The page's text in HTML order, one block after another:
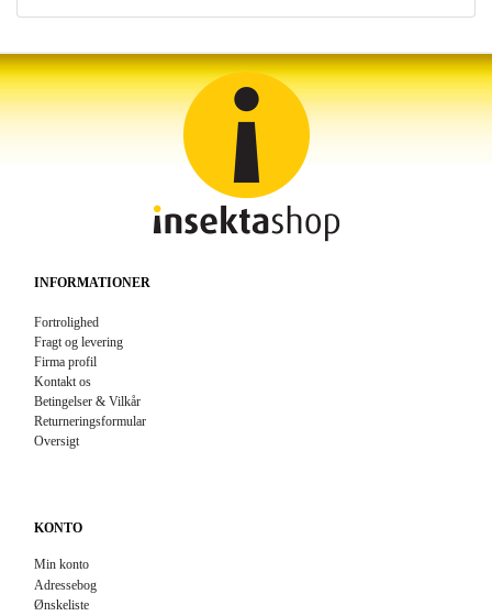
INFORMATIONER
Fortrolighed
Fragt og levering
Firma profil
Kontakt os
Betingelser & Vilkår
Returneringsformular
Oversigt
KONTO
Min konto
Adressebog
Ønskeliste